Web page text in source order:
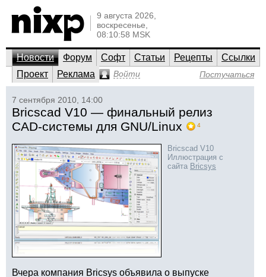
9 августа 2026,
воскресенье,
08:10:58 MSK
Новости Форум Софт Статьи Рецепты
Ссылки
Проект
Реклама Войти Постучаться
7 сентября 2010, 14:00
Bricscad V10 — финальный релиз
CAD-системы для GNU/Linux
4
Bricscad V10
Иллюстрация с
сайта Bricsys
Вчера компания Bricsys объявила о выпуске